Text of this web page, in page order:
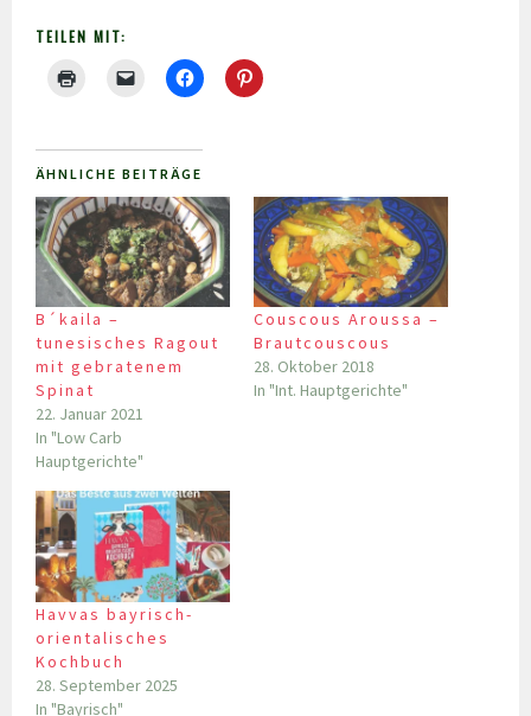
TEILEN MIT:
ÄHNLICHE BEITRÄGE
B´kaila –
tunesisches Ragout
mit gebratenem
Spinat
22. Januar 2021
In "Low Carb
Hauptgerichte"
Couscous Aroussa –
Brautcouscous
28. Oktober 2018
In "Int. Hauptgerichte"
Havvas bayrisch-
orientalisches
Kochbuch
28. September 2025
In "Bayrisch"